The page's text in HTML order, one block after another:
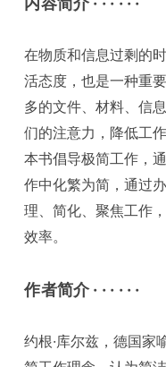
在物质和信息过剩的
活态度，也是一种重
多的文件、材料、信
们的注意力，降低工
本书倡导极简工作，
作中化繁为简，通过
理、简化、聚焦工作
效率。
作者简介 · · · · · ·
约根·库尔兹，德国家